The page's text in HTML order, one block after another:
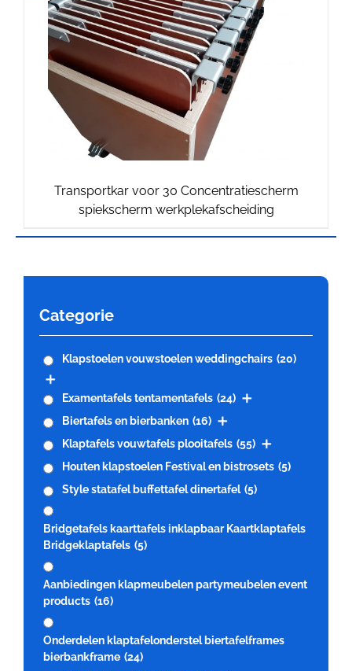
Transportkar voor 30 Concentratiescherm
spiekscherm werkplekafscheiding
Categorie
Klapstoelen vouwstoelen weddingchairs (20)
Examentafels tentamentafels (24)
Biertafels en bierbanken (16)
Klaptafels vouwtafels plooitafels (55)
Houten klapstoelen Festival en bistrosets (5)
Style statafel buffettafel dinertafel (5)
Bridgetafels kaarttafels inklapbaar Kaartklaptafels
Bridgeklaptafels (5)
Aanbiedingen klapmeubelen partymeubelen event
products (16)
Onderdelen klaptafelonderstel biertafelframes
bierbankframe (24)